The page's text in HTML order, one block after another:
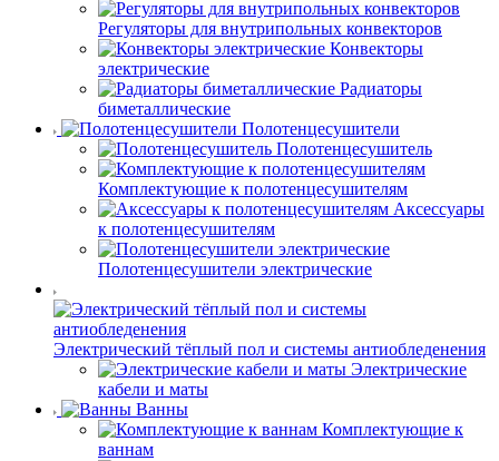
Регуляторы для внутрипольных конвекторов
Конвекторы
электрические
Радиаторы
биметаллические
Полотенцесушители
Полотенцесушитель
Комплектующие к полотенцесушителям
Аксессуары
к полотенцесушителям
Полотенцесушители электрические
Электрический тёплый пол и системы антиобледенения
Электрические
кабели и маты
Ванны
Комплектующие к
ваннам